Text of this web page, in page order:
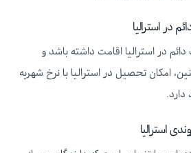
در استرالیا
در استرالیا اقامت داشته باشد و
امکان تحصیل در استرالیا با نرخ شهریه
استرالیا